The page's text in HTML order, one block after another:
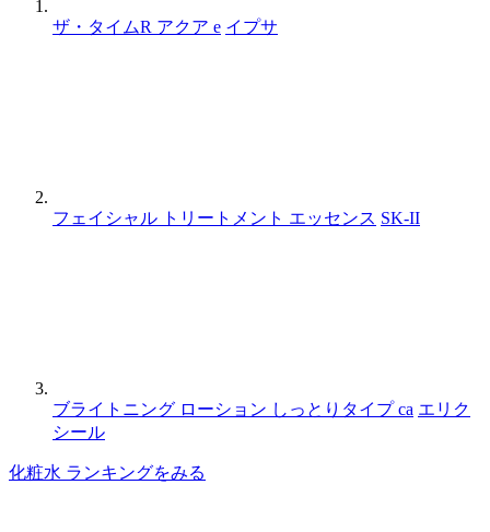
ザ・タイムR アクア e イプサ
フェイシャル トリートメント エッセンス SK-II
ブライトニング ローション しっとりタイプ ca エリク
シール
化粧水 ランキングをみる